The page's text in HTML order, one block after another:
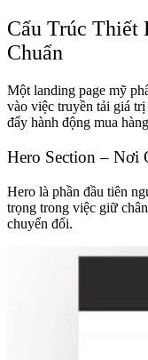
Cấu Trúc Thiết
Chuẩn
Một landing page mỹ
vào việc truyền tải giá
đẩy hành động mua
Hero Section – Nơi
Hero là phần đầu tiên
trọng trong việc giữ
chuyển đổi.